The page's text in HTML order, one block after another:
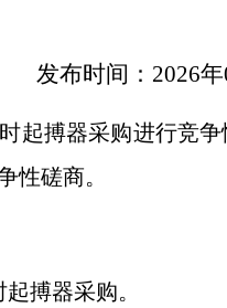
发布时间： 2026年
起搏器采购进行竞
性磋商。
搏器采购。